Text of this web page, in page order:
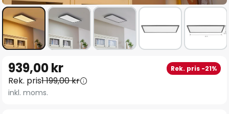
till
början
av
939,00 kr Rek. pris -21%
Rek. pris1 199,00 kr
inkl. moms.